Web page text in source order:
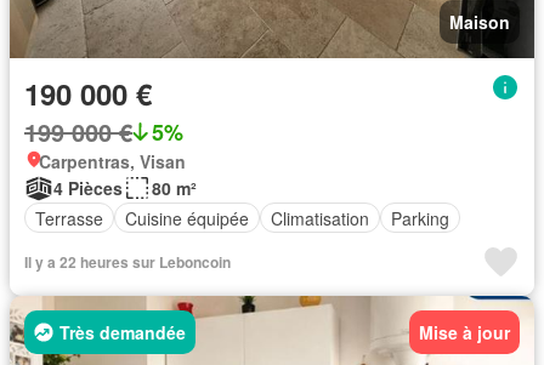
Maison
190 000 €
199 000 € 5%
Carpentras, Visan
4 Pièces
80 m²
Terrasse
Cuisine équipée Climatisation Parking
Il y a 22 heures sur Leboncoin
Très demandée Mise à jour